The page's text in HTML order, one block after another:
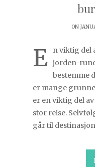
ON
E
n viktig del
jorden-
bestemme
er mange
er en viktig del
stor reise.
går til